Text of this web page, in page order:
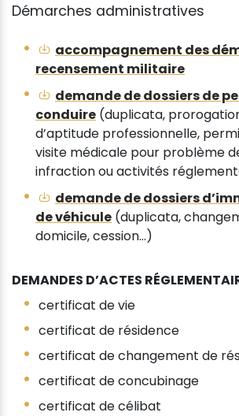
Démarches administratives
accompagnement des
recensement militaire
demande de dossiers de
conduire (duplicata,
d’aptitude professionnelle,
visite médicale pour problème
infraction ou activités
demande de dossiers
de véhicule (duplicata,
domicile, cession...)
DEMANDES D’ACTES
certificat de vie
certificat de résidence
certificat de changement de
certificat de concubinage
certificat de célibat